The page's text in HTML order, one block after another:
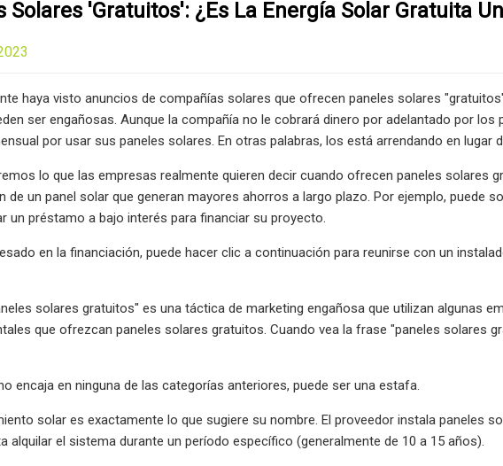
Solares 'gratuitos': ¿Es La Energía Solar Gratuita
haya visto anuncios de compañías solares que ofrecen paneles solares
ser engañosas. Aunque la compañía no le cobrará dinero por adelantado por los
por usar sus paneles solares. En otras palabras, los está arrendando en lugar
lo que las empresas realmente quieren decir cuando ofrecen paneles solares
de un panel solar que generan mayores ahorros a largo plazo. Por ejemplo, puede
un préstamo a bajo interés para financiar su proyecto.
en la financiación, puede hacer clic a continuación para reunirse con un
solares gratuitos" es una táctica de marketing engañosa que utilizan algunas
que ofrezcan paneles solares gratuitos. Cuando vea la frase "paneles solares
encaja en ninguna de las categorías anteriores, puede ser una estafa.
solar es exactamente lo que sugiere su nombre. El proveedor instala paneles
alquilar el sistema durante un período específico (generalmente de 10 a 15 años).